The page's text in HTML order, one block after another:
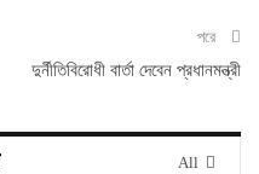
পরে
দুর্নীতিবিরোধী বার্তা দেবেন প্রধানমন্ত্রী
All